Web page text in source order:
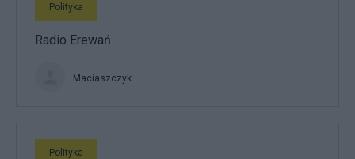
Polityka
Radio Erewań
Maciaszczyk
Polityka